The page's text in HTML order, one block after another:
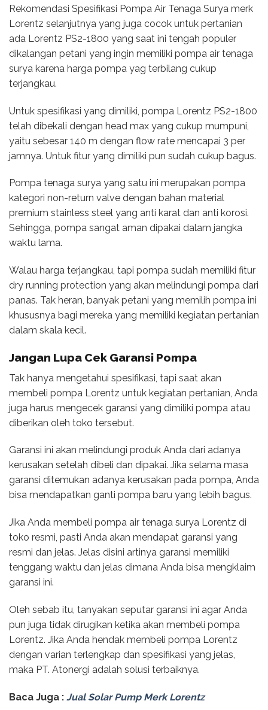
Rekomendasi Spesifikasi Pompa Air Tenaga Surya merk
Lorentz selanjutnya yang juga cocok untuk pertanian
ada Lorentz PS2-1800 yang saat ini tengah populer
dikalangan petani yang ingin memiliki pompa air tenaga
surya karena harga pompa yag terbilang cukup
terjangkau.
Untuk spesifikasi yang dimiliki, pompa Lorentz PS2-1800
telah dibekali dengan head max yang cukup mumpuni,
yaitu sebesar 140 m dengan flow rate mencapai 3 per
jamnya. Untuk fitur yang dimiliki pun sudah cukup bagus.
Pompa tenaga surya yang satu ini merupakan pompa
kategori non-return valve dengan bahan material
premium stainless steel yang anti karat dan anti korosi.
Sehingga, pompa sangat aman dipakai dalam jangka
waktu lama.
Walau harga terjangkau, tapi pompa sudah memiliki fitur
dry running protection yang akan melindungi pompa dari
panas. Tak heran, banyak petani yang memilih pompa ini
khususnya bagi mereka yang memiliki kegiatan pertanian
dalam skala kecil.
Jangan Lupa Cek Garansi Pompa
Tak hanya mengetahui spesifikasi, tapi saat akan
membeli pompa Lorentz untuk kegiatan pertanian, Anda
juga harus mengecek garansi yang dimiliki pompa atau
diberikan oleh toko tersebut.
Garansi ini akan melindungi produk Anda dari adanya
kerusakan setelah dibeli dan dipakai. Jika selama masa
garansi ditemukan adanya kerusakan pada pompa, Anda
bisa mendapatkan ganti pompa baru yang lebih bagus.
Jika Anda membeli pompa air tenaga surya Lorentz di
toko resmi, pasti Anda akan mendapat garansi yang
resmi dan jelas. Jelas disini artinya garansi memiliki
tenggang waktu dan jelas dimana Anda bisa mengklaim
garansi ini.
Oleh sebab itu, tanyakan seputar garansi ini agar Anda
pun juga tidak dirugikan ketika akan membeli pompa
Lorentz. Jika Anda hendak membeli pompa Lorentz
dengan varian terlengkap dan spesifikasi yang jelas,
maka PT. Atonergi adalah solusi terbaiknya.
Baca Juga : Jual Solar Pump Merk Lorentz